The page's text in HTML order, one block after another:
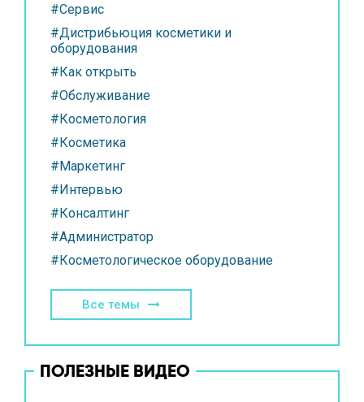
#Сервис
#Дистрибьюция косметики и
оборудования
#Как открыть
#Обслуживание
#Косметология
#Косметика
#Маркетинг
#Интервью
#Консалтинг
#Администратор
#Косметологическое оборудование
Все темы
ПОЛЕЗНЫЕ ВИДЕО